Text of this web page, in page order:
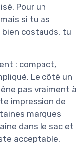
Pour un
si tu as
bien costauds, tu
: compact,
Le côté un
pas vraiment à
impression de
marques
dans le sac et
acceptable,